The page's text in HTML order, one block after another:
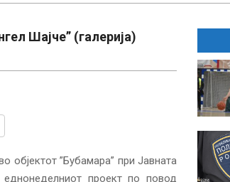
Шајче” (галерија)
објектот ”Бубамара” при Јавната
еднонеделниот проект по повод